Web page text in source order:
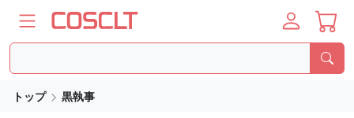
トップ 黒執事